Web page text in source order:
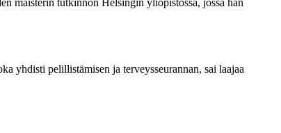
maisterin tutkinnon Helsingin yliopistossa, jossa hän
yhdisti pelillistämisen ja terveysseurannan, sai laajaa